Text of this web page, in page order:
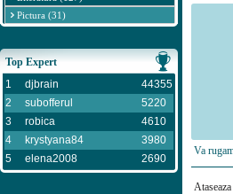
Pictura (31)
Top Expert
1
djbrain
44355
2
subofferul
5220
3
robica
4610
4
krystyana84
3980
5
elena2008 2690
Va